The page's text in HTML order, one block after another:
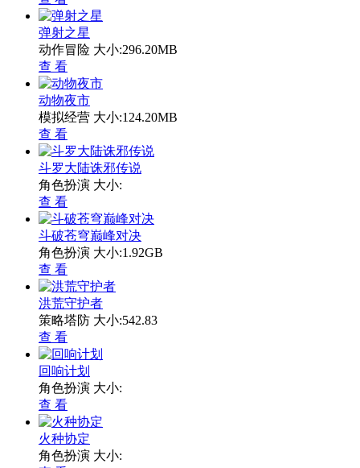
弹射之星
动作冒险 大小:296.20MB
查 看
动物夜市
模拟经营 大小:124.20MB
查 看
斗罗大陆诛邪传说
角色扮演 大小:
查 看
斗破苍穹巅峰对决
角色扮演 大小:1.92GB
查 看
洪荒守护者
策略塔防 大小:542.83
查 看
回响计划
角色扮演 大小:
查 看
火种协定
角色扮演 大小: